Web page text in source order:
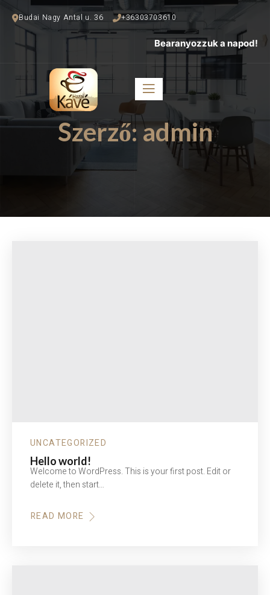
Budai Nagy Antal u. 36 +36303703610
Bearanyozzuk a napod!
Szerző: admin
UNCATEGORIZED
Hello world!
Welcome to WordPress. This is your first post. Edit or
delete it, then start…
READ MORE